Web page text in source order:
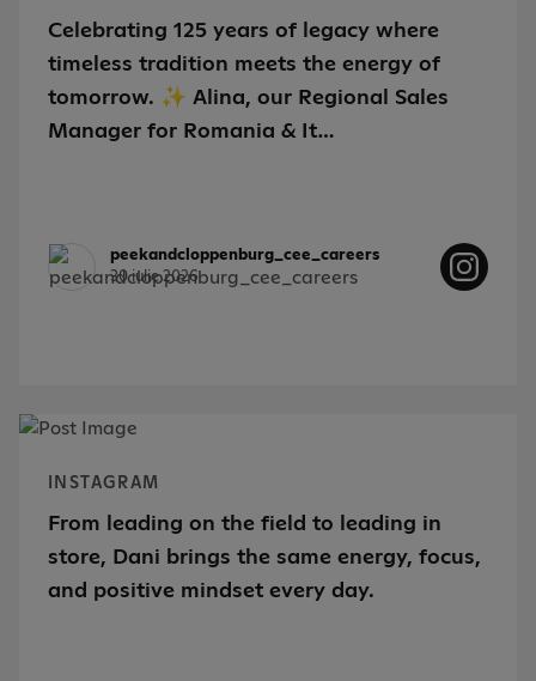
Celebrating 125 years of legacy where
timeless tradition meets the energy of
tomorrow. ✨ Alina, our Regional Sales
Manager for Romania & It…
peekandcloppenburg_cee_careers
30 iulie 2026
INSTAGRAM
From leading on the field to leading in
store, Dani brings the same energy, focus,
and positive mindset every day.